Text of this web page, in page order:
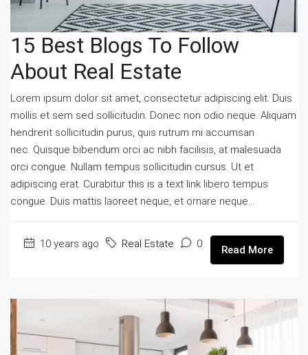
15 Best Blogs To Follow
About Real Estate
Lorem ipsum dolor sit amet, consectetur adipiscing elit. Duis
mollis et sem sed sollicitudin. Donec non odio neque. Aliquam
hendrerit sollicitudin purus, quis rutrum mi accumsan
nec. Quisque bibendum orci ac nibh facilisis, at malesuada
orci congue. Nullam tempus sollicitudin cursus. Ut et
adipiscing erat. Curabitur this is a text link libero tempus
congue. Duis mattis laoreet neque, et ornare neque...
10 years ago Real Estate 0 Read More